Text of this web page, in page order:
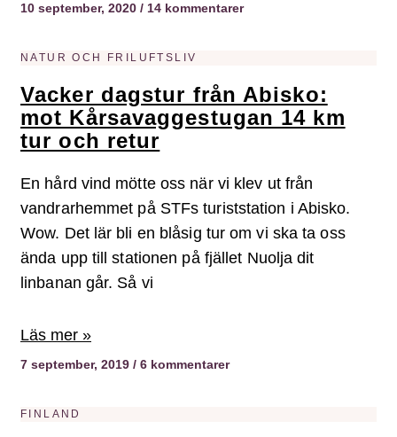
10 september, 2020 14 kommentarer
NATUR OCH FRILUFTSLIV
Vacker dagstur från Abisko:
mot Kårsavaggestugan 14 km
tur och retur
En hård vind mötte oss när vi klev ut från
vandrarhemmet på STFs turiststation i Abisko.
Wow. Det lär bli en blåsig tur om vi ska ta oss
ända upp till stationen på fjället Nuolja dit
linbanan går. Så vi
Läs mer »
7 september, 2019 6 kommentarer
FINLAND